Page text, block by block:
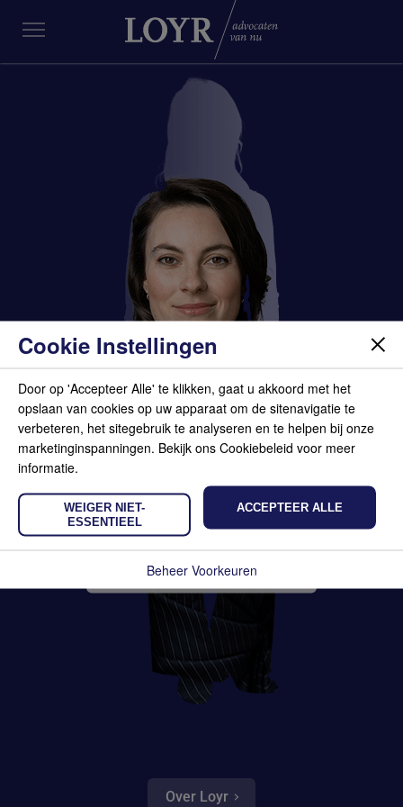
Annick Martijn
Vastgoedrecht
Over Loyr
Cookie Instellingen
Door op 'Accepteer Alle' te klikken, gaat u akkoord met het
opslaan van cookies op uw apparaat om de sitenavigatie te
verbeteren, het sitegebruik te analyseren en te helpen bij onze
marketinginspanningen. Bekijk ons Cookiebeleid voor meer
informatie.
WEIGER NIET-
ESSENTIEEL
ACCEPTEER ALLE
Beheer Voorkeuren